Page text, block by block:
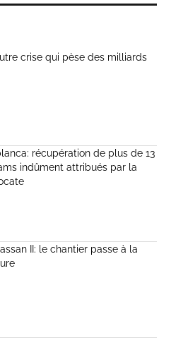
crise qui pèse des milliards
récupération de plus de 13
indûment attribués par la
II: le chantier passe à la